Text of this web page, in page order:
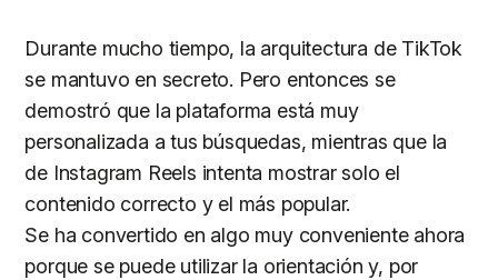
Durante mucho tiempo, la arquitectura de TikTok
se mantuvo en secreto. Pero entonces se
demostró que la plataforma está muy
personalizada a tus búsquedas, mientras que la
de Instagram Reels intenta mostrar solo el
contenido correcto y el más popular.
Se ha convertido en algo muy conveniente ahora
porque se puede utilizar la orientación y, por